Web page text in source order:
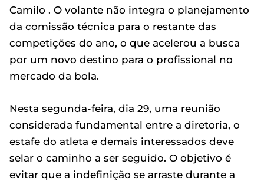
Camilo . O volante não integra o planejamento
da comissão técnica para o restante das
competições do ano, o que acelerou a busca
por um novo destino para o profissional no
mercado da bola.
Nesta segunda-feira, dia 29, uma reunião
considerada fundamental entre a diretoria, o
estafe do atleta e demais interessados deve
selar o caminho a ser seguido. O objetivo é
evitar que a indefinição se arraste durante a